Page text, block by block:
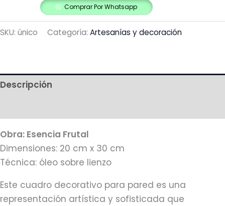
Comprar Por Whatsapp
SKU: único Categoría: Artesanías y decoración
Descripción
Obra: Esencia Frutal
Dimensiones: 20 cm x 30 cm
Técnica: óleo sobre lienzo
Este cuadro decorativo para pared es una
representación artística y sofisticada que